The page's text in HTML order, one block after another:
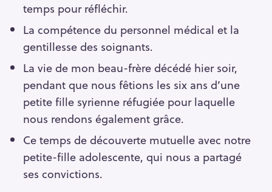
temps pour réfléchir.
La compétence du personnel médical et la
gentillesse des soignants.
La vie de mon beau-frère décédé hier soir,
pendant que nous fêtions les six ans d’une
petite fille syrienne réfugiée pour laquelle
nous rendons également grâce.
Ce temps de découverte mutuelle avec notre
petite-fille adolescente, qui nous a partagé
ses convictions.